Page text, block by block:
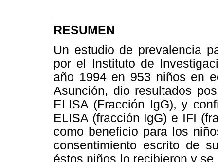
RESUMEN
Un estudio de prevalencia
por el Instituto de
año 1994 en 953 niños en
Asunción, dio resultados
ELISA (Fracción IgG), y
ELISA (fracción IgG) e IFI
como beneficio para los
consentimiento escrito de
éstos niños lo recibieron y